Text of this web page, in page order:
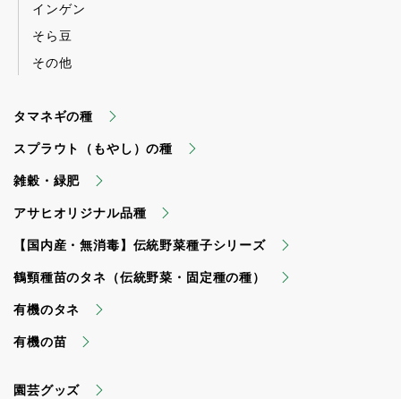
インゲン
そら豆
その他
タマネギの種
スプラウト（もやし）の種
雑穀・緑肥
アサヒオリジナル品種
【国内産・無消毒】伝統野菜種子シリーズ
鶴頸種苗のタネ（伝統野菜・固定種の種）
有機のタネ
有機の苗
園芸グッズ